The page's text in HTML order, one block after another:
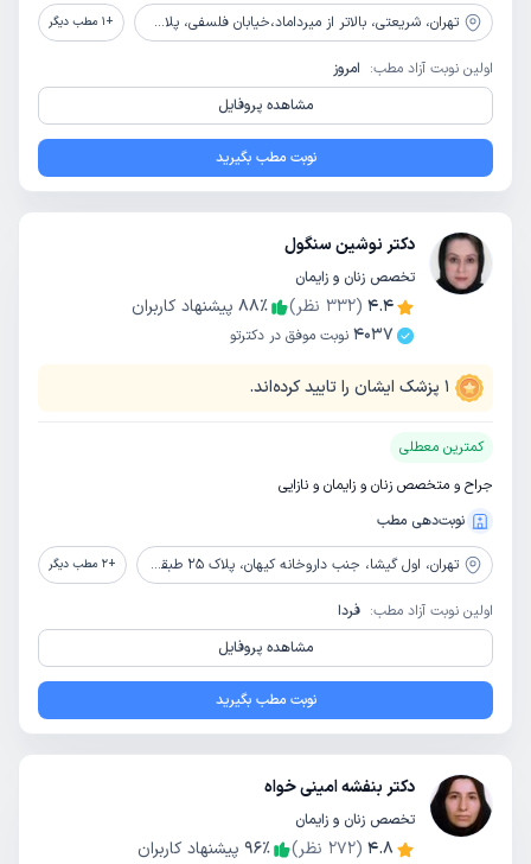
تهران، شریعتی، بالاتر از میرداماد،خیابان فلسفی، پلاک 13، واحد 1، طبقه اول +
1 مطب دیگر
اولین نوبت آزاد مطب: امروز
مشاهده پروفایل
نوبت مطب بگیرید
دکتر نوشین سنگول
تخصص زنان و زایمان
4.4
(
332 نظر) 88٪
پیشنهاد کاربران
4037 نوبت موفق در دکترتو
1 پزشک ایشان را تایید کرده‌اند.
کمترین معطلی
جراح و متخصص زنان و زایمان و نازایی
نوبت‌دهی مطب
تهران، اول گیشا، جنب داروخانه کیهان، پلاک 25 طبقه همکف +
2 مطب دیگر
اولین نوبت آزاد مطب: فردا
مشاهده پروفایل
نوبت مطب بگیرید
دکتر بنفشه امینی خواه
تخصص زنان و زایمان
4.8
(
272 نظر) 96٪
پیشنهاد کاربران